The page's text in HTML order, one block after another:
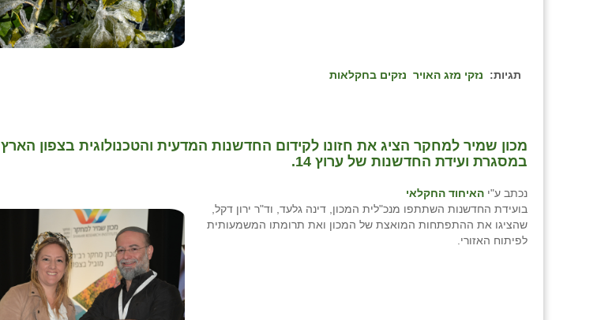
תגיות: נזקי מזג האויר נזקים בחקלאות
מכון שמיר למחקר הציג את חזונו לקידום החדשנות המדעית והטכנולוגית בצפון הארץ
במסגרת ועידת החדשנות של ערוץ 14.
נכתב ע"י האיחוד החקלאי
בועידת החדשנות השתתפו מנכ"לית המכון, דינה גלעד, וד"ר ירון דקל,
שהציגו את ההתפתחות המואצת של המכון ואת תרומתו המשמעותית
לפיתוח האזורי.